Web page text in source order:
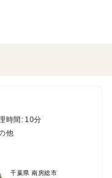
時間: 10分
他
千葉県 南房総市